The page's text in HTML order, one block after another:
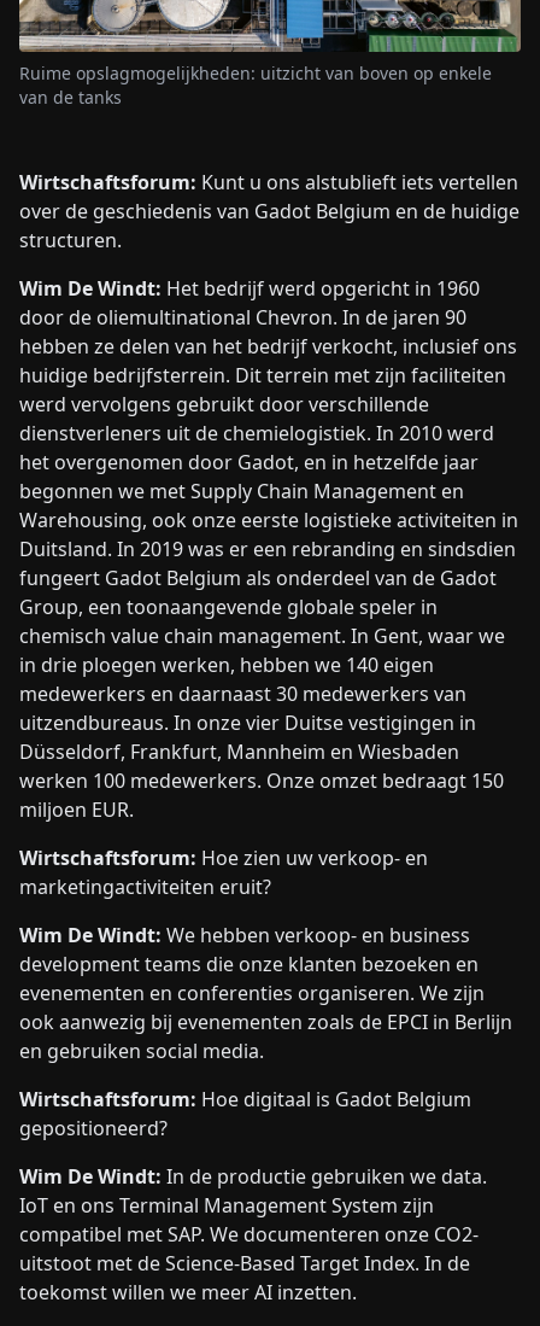
Ruime opslagmogelijkheden: uitzicht van boven op enkele
van de tanks
Wirtschaftsforum: Kunt u ons alstublieft iets vertellen
over de geschiedenis van Gadot Belgium en de huidige
structuren.
Wim De Windt: Het bedrijf werd opgericht in 1960
door de oliemultinational Chevron. In de jaren 90
hebben ze delen van het bedrijf verkocht, inclusief ons
huidige bedrijfsterrein. Dit terrein met zijn faciliteiten
werd vervolgens gebruikt door verschillende
dienstverleners uit de chemielogistiek. In 2010 werd
het overgenomen door Gadot, en in hetzelfde jaar
begonnen we met Supply Chain Management en
Warehousing, ook onze eerste logistieke activiteiten in
Duitsland. In 2019 was er een rebranding en sindsdien
fungeert Gadot Belgium als onderdeel van de Gadot
Group, een toonaangevende globale speler in
chemisch value chain management. In Gent, waar we
in drie ploegen werken, hebben we 140 eigen
medewerkers en daarnaast 30 medewerkers van
uitzendbureaus. In onze vier Duitse vestigingen in
Düsseldorf, Frankfurt, Mannheim en Wiesbaden
werken 100 medewerkers. Onze omzet bedraagt 150
miljoen EUR.
Wirtschaftsforum: Hoe zien uw verkoop- en
marketingactiviteiten eruit?
Wim De Windt: We hebben verkoop- en business
development teams die onze klanten bezoeken en
evenementen en conferenties organiseren. We zijn
ook aanwezig bij evenementen zoals de EPCI in Berlijn
en gebruiken social media.
Wirtschaftsforum: Hoe digitaal is Gadot Belgium
gepositioneerd?
Wim De Windt: In de productie gebruiken we data.
IoT en ons Terminal Management System zijn
compatibel met SAP. We documenteren onze CO2-
uitstoot met de Science-Based Target Index. In de
toekomst willen we meer AI inzetten.